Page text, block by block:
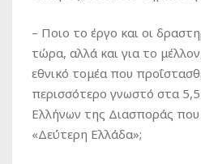
– Ποιο το έργο και οι
τώρα, αλλά και για το
εθνικό τομέα που
περισσότερο γνωστό στα
Ελλήνων της Διασποράς
«Δεύτερη Ελλάδα»;